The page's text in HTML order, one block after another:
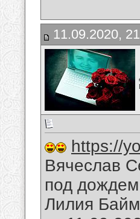
11.09.2020,
https://
Вячеслав
под
Лилия